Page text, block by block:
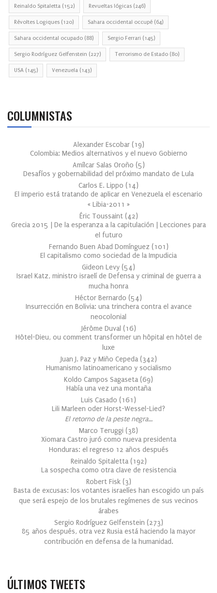
Reinaldo Spitaletta (152) Revueltas lógicas (246)
Révoltes Logiques (120) Sahara occidental occupé (64)
Sahara occidental ocupado (88) Sergio Ferrari (145)
Sergio Rodríguez Gelfenstein (227) Terrorismo de Estado (80)
USA (145) Venezuela (143)
COLUMNISTAS
Alexander Escobar (19)
Colombia: Medios alternativos y el nuevo Gobierno
Amílcar Salas Oroño (5)
Desafíos y gobernabilidad del próximo mandato de Lula
Carlos E. Lippo (14)
El imperio está tratando de aplicar en Venezuela el escenario
« Libia-2011 »
Éric Toussaint (42)
Grecia 2015 | De la esperanza a la capitulación | Lecciones para
el futuro
Fernando Buen Abad Domínguez (101 )
El capitalismo como sociedad de la Impudicia
Gideon Levy (54)
Israel Katz, ministro israelí de Defensa y criminal de guerra a
mucha honra
Héctor Bernardo (54)
Insurrección en Bolivia: una trinchera contra el avance
neocolonial
Jérôme Duval (16)
Hôtel-Dieu, ou comment transformer un hôpital en hôtel de
luxe
Juan J. Paz y Miño Cepeda (342)
Humanismo latinoamericano y socialismo
Koldo Campos Sagaseta (69)
Había una vez una montaña
Luis Casado (161 )
Lili Marleen oder Horst-Wessel-Lied?
El retorno de la peste negra…
Marco Teruggi (38)
Xiomara Castro juró como nueva presidenta
Honduras: el regreso 12 años después
Reinaldo Spitaletta (192)
La sospecha como otra clave de resistencia
Robert Fisk (3)
Basta de excusas: los votantes israelíes han escogido un país
que será espejo de los brutales regímenes de sus vecinos
árabes
Sergio Rodríguez Gelfenstein (273)
85 años después, otra vez Rusia está haciendo la mayor
contribución en defensa de la humanidad.
ÚLTIMOS TWEETS